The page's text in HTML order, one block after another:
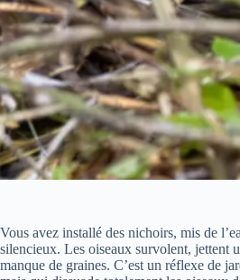
Vous avez installé des nichoirs, mis de
silencieux. Les oiseaux survolent, jettent
manque de graines. C’est un réflexe de